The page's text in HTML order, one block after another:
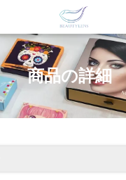
商品の詳細